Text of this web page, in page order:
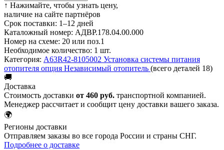
↑ Нажимайте, чтобы узнать цену,
наличие на сайте партнёров
Срок поставки: 1–12 дней
Каталожный номер: АДВР.178.04.00.000
Номер на схеме: 20 или поз.1
Необходимое количество: 1 шт.
Категория: A63R42-8105002 Установка системы питания
отопителя опция Независимый отопитель (всего деталей 18)
🚚
Доставка
Стоимость доставки от 460 руб. транспортной компанией.
Менеджер рассчитает и сообщит цену доставки вашего заказа.
🌍
Регионы доставки
Отправляем заказы во все города России и страны СНГ.
Подробнее о доставке